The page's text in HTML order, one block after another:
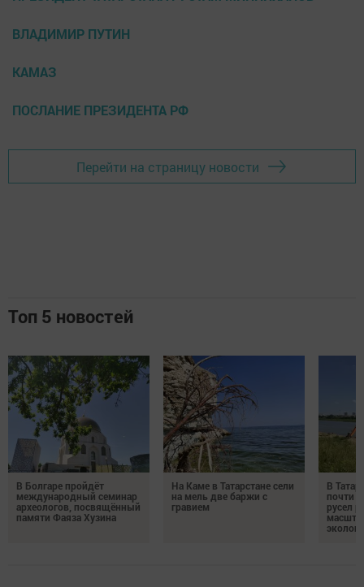
ВЛАДИМИР ПУТИН
КАМАЗ
ПОСЛАНИЕ ПРЕЗИДЕНТА РФ
Перейти на страницу новости
Топ 5 новостей
В Болгаре пройдёт
международный семинар
археологов, посвящённый
памяти Фаяза Хузина
На Каме в Татарстане сели
на мель две баржи с
гравием
В
почти
русел